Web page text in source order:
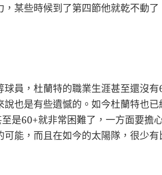
，某些時候到了第四節他就乾不動
員，杜蘭特的職業生涯甚至還沒有
說也是有些遺憾的。如今杜蘭特也
是60+就非常困難了，一方面要擔
能，而且在如今的太陽隊，很少